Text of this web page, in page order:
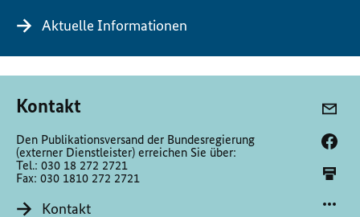
Aktuelle Informationen
Kontakt
Den Publikationsversand der Bundesregierung
(externer Dienstleister) erreichen Sie über:
Tel.: 030 18 272 2721
Fax: 030 1810 272 2721
Kontakt